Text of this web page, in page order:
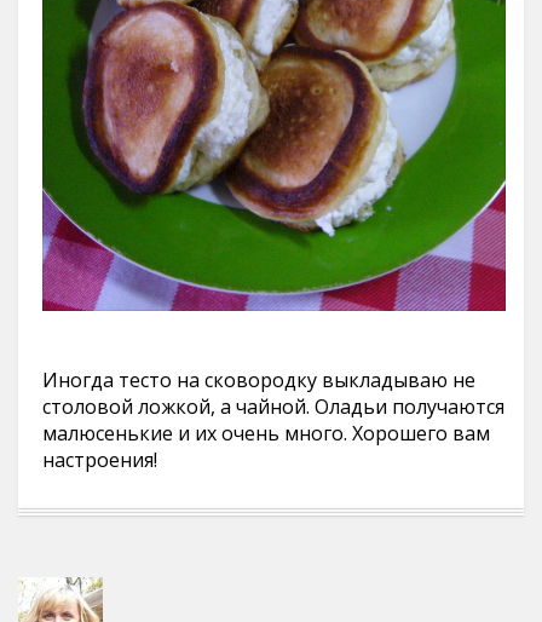
Иногда тесто на сковородку выкладываю не
столовой ложкой, а чайной. Оладьи получаются
малюсенькие и их очень много. Хорошего вам
настроения!